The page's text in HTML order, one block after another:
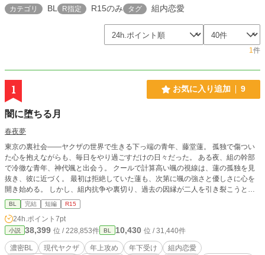
カテゴリ BL R指定 R15のみ タグ 組内恋愛
1件
1 お気に入り追加 9
闇に堕ちる月
春夜夢
東京の裏社会――ヤクザの世界で生きる下っ端の青年、藤堂蓮。 孤独で傷つい
た心を抱えながらも、毎日をやり過ごすだけの日々だった。 ある夜、組の幹部
で冷徹な青年、神代颯と出会う。 クールで計算高い颯の視線は、蓮の孤独を見
抜き、彼に近づく。 最初は拒絶していた蓮も、次第に颯の強さと優しさに心を
開き始める。 しかし、組内抗争や裏切り、過去の因縁が二人を引き裂こうとす
る。 危険と欲望が交錯する中、互いに依存し、心を重ねていく二人。 命を懸け
た抗争の果てに、蓮と颯は本当の絆と愛を見つけることができるのか。
BL 完結 短編 R15
24h.ポイント 7pt
小説 38,399 位 / 228,853件 BL 10,430 位 / 31,440件
濃密BL 現代ヤクザ 年上攻め 年下受け
組内恋愛